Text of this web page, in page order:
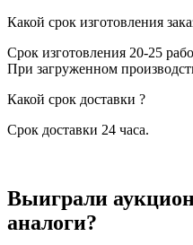
Какой срок изготовления
Срок изготовления 20-25
При загруженном
Какой срок доставки ?
Срок доставки 24 часа.
Выиграли
аналоги?